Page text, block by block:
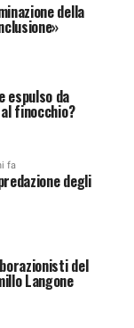
della
espulso da
finocchio?
fa
degli
del
Langone